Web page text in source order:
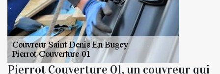
Pierrot Couverture 01, un couvreur qui